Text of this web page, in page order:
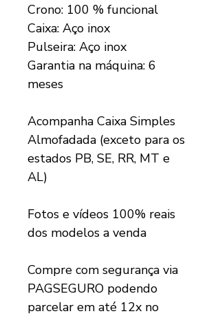
Crono: 100 % funcional
Caixa: Aço inox
Pulseira: Aço inox
Garantia na máquina: 6
meses
Acompanha Caixa Simples
Almofadada (exceto para os
estados PB, SE, RR, MT e
AL)
Fotos e vídeos 100% reais
dos modelos a venda
Compre com segurança via
PAGSEGURO podendo
parcelar em até 12x no